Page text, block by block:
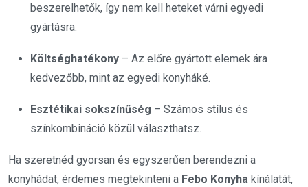
beszerelhetők, így nem kell heteket várni egyedi
gyártásra.
Költséghatékony – Az előre gyártott elemek ára
kedvezőbb, mint az egyedi konyháké.
Esztétikai sokszínűség – Számos stílus és
színkombináció közül választhatsz.
Ha szeretnéd gyorsan és egyszerűen berendezni a
konyhádat, érdemes megtekinteni a Febo Konyha kínálatát,